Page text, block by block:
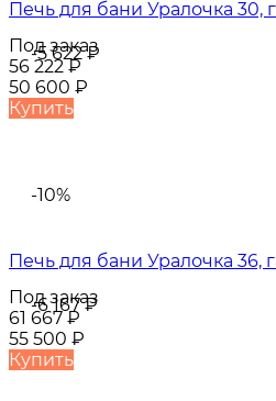
-5 622₽
Печь для бани Уралочка 30,
Под заказ
56 222₽
50 600 ₽
Купить
-10%
-6 167₽
Печь для бани Уралочка 36,
Под заказ
61 667₽
55 500 ₽
Купить